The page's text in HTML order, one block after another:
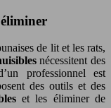
de lit et les rats,
nécessitent des
professionnel est
des outils et des
et les éliminer de